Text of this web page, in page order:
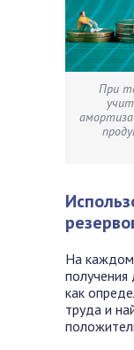
При
На каждом
как
труда и